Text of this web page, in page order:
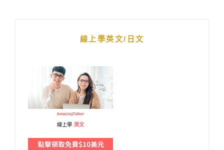
線上學英文/日文
線上學 英文